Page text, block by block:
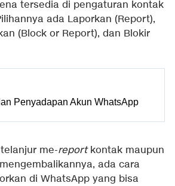
tersedia di pengaturan kontak
ada Laporkan (Report),
(Block or Report), dan Blokir
Penyadapan Akun WhatsApp
me-reportkontak maupun
ada cara
di WhatsApp yang bisa